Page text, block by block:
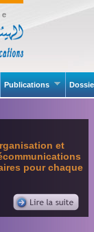
Publications
et
pour chaque